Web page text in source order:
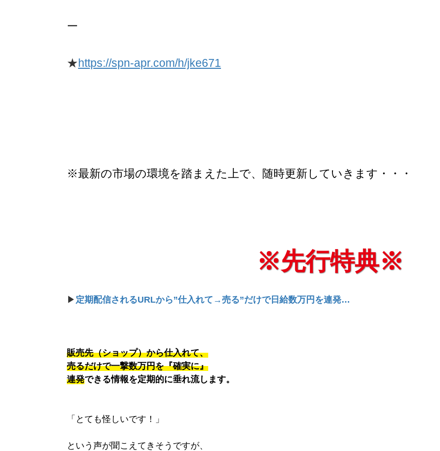
ー
★https://spn-apr.com/h/jke671
※最新の市場の環境を踏まえた上で、随時更新していきます・・・
※先行特典※
▶ 定期配信されるURLから”仕入れて→売る”だけで日給数万円を連発…
販売先（ショップ）から仕入れて、
売るだけで一撃数万円を『確実に』
連発できる情報を定期的に垂れ流します。
「とても怪しいです！」
という声が聞こえてきそうですが、